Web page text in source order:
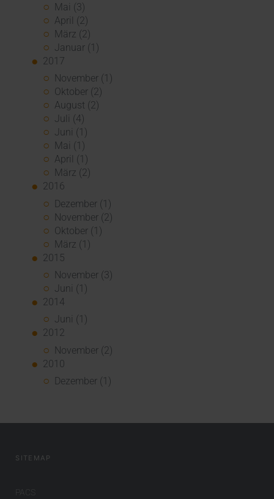
Mai (3)
April (2)
März (2)
Januar (1)
2017
November (1)
Oktober (2)
August (2)
Juli (4)
Juni (1)
Mai (1)
April (1)
März (2)
2016
Dezember (1)
November (2)
Oktober (1)
März (1)
2015
November (3)
Juni (1)
2014
Juni (1)
2012
November (2)
2010
Dezember (1)
SITEMAP
PACS